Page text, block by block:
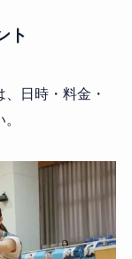
ト
日時・料金・